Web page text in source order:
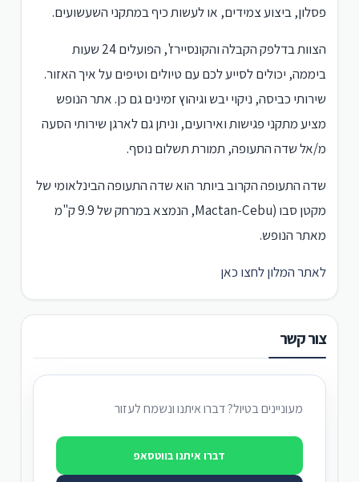
פסלון, ביצוע צמידים, או לעשות כיף במתקני השעשועים.
הצוות בדלפק הקבלה והקונסיירז', הפועלים 24 שעות
ביממה, יכולים לסייע לכם עם טיולים וטיפים על איך האזור.
שירותי כביסה, ניקוי יבש וגיהוץ זמינים גם כן. אתר הנופש
מציע מתקני פגישות ואירועים, וניתן גם לארגן שירותי הסעה
מ/אל שדה התעופה, תמורת תשלום נוסף.
שדה התעופה הקרוב ביותר הוא שדה התעופה הבינלאומי של
מקטן סבו (Mactan-Cebu, הנמצא במרחק של 9.9 ק"מ
מאתר הנופש.
לאתר המלון לחצו כאן
צור קשר
מעוניינים בטיול? דברו איתנו ונשמח לעזור
דברו איתנו בווטסאפ